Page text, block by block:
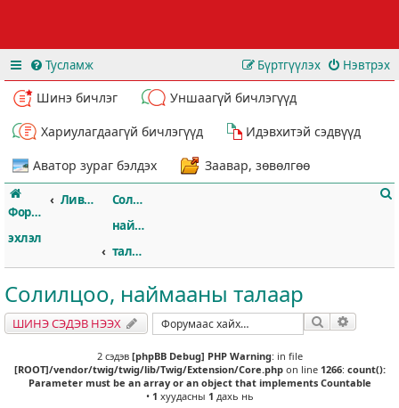
Тусламж Нэвтрэх
Бүртгүүлэх
Шинэ бичлэг
Уншаагүй бичлэгүүд
Хариулагдаагүй бичлэгүүд
Идэвхитэй сэдвүүд
Аватор зураг бэлдэх
Заавар, зөвөлгөө
Форумын
эхлэл
Ливэрпүүл
Солилцоо,
наймааны
талаар
Солилцоо, наймааны талаар
ШИНЭ СЭДЭВ НЭЭХ Хайлт
2 сэдэв [phpBB Debug] PHP Warning: in file
[ROOT]/vendor/twig/twig/lib/Twig/Extension/Core.phpon line 1266: count():
Parameter must be an array or an object that implements Countable
• 1 хуудасны 1 дахь нь